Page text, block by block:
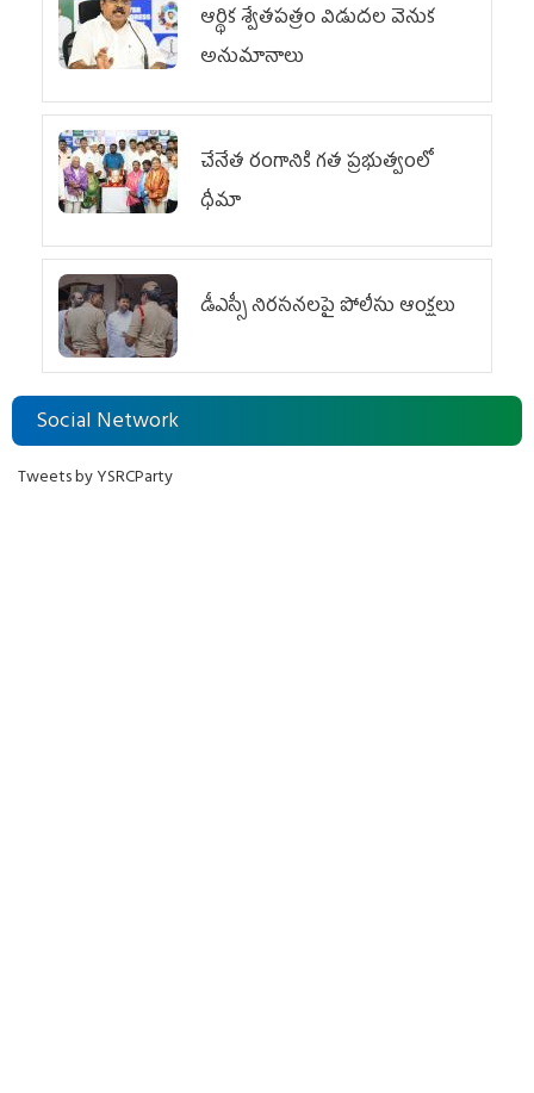
ఆర్థిక శ్వేతపత్రం విడుదల వెనుక
అనుమానాలు
చేనేత రంగానికి గత ప్రభుత్వంలో
ధీమా
డీఎస్సీ నిరసనలపై పోలీసు ఆంక్షలు
Social Network
Tweets by YSRCParty